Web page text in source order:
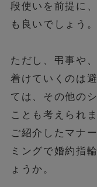
段使いを前提に
も良いでしょう。
ただし、弔事や
着けていくのは
ては、その他の
ことも考えられま
ご紹介したマナ
ミングで婚約指
ょうか。